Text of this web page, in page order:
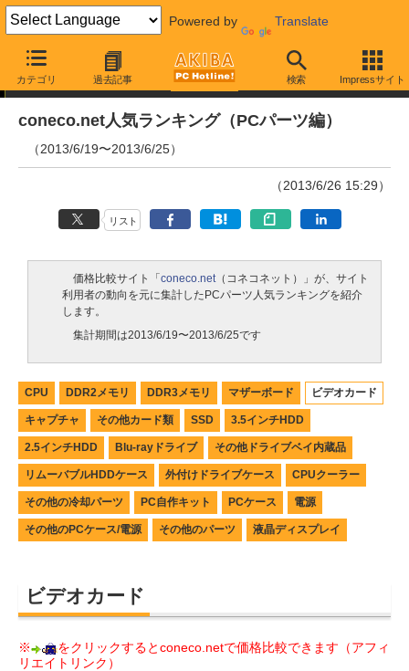
Powered by Translate
カテゴリ 過去記事 検索 Impressサイト
ランキング
coneco.net人気ランキング（PCパーツ編）
（2013/6/19〜2013/6/25）
（2013/6/26 15:29）
リスト
価格比較サイト「 coneco.net（コネコネット）」が、サイト
利用者の動向を元に集計したPCパーツ人気ランキングを紹介
します。
集計期間は2013/6/19〜2013/6/25です
CPU DDR2メモリ DDR3メモリ マザーボード ビデオカード
キャプチャ その他カード類 SSD 3.5インチHDD
2.5インチHDD Blu-rayドライブ その他ドライブベイ内蔵品
リムーバブルHDDケース 外付けドライブケース CPUクーラー
その他の冷却パーツ PC自作キット PCケース 電源
その他のPCケース/電源 その他のパーツ 液晶ディスプレイ
ビデオカード
※
をクリックするとconeco.netで価格比較できます（アフィ
リエイトリンク）